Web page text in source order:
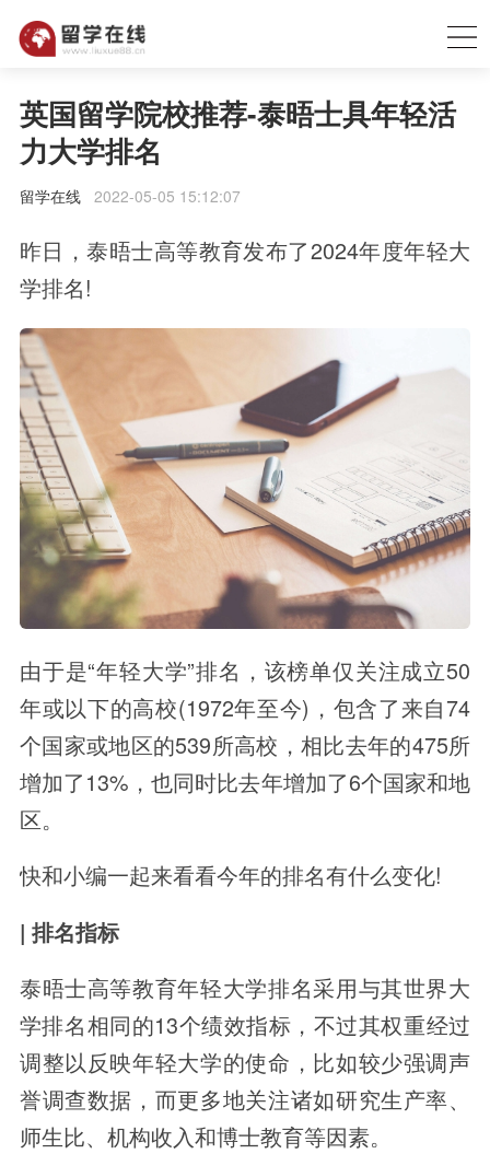
英国留学院校推荐-泰晤士具年轻活
力大学排名
留学在线2022-05-05 15:12:07
昨日，泰晤士高等教育发布了2024年度年轻大
学排名!
由于是“年轻大学”排名，该榜单仅关注成立50
年或以下的高校(1972年至今)，包含了来自74
个国家或地区的539所高校，相比去年的475所
增加了13%，也同时比去年增加了6个国家和地
区。
快和小编一起来看看今年的排名有什么变化!
| 排名指标
泰晤士高等教育年轻大学排名采用与其世界大
学排名相同的13个绩效指标，不过其权重经过
调整以反映年轻大学的使命，比如较少强调声
誉调查数据，而更多地关注诸如研究生产率、
师生比、机构收入和博士教育等因素。